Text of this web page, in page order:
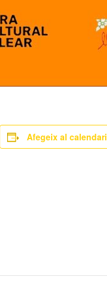
Afegeix al calendari